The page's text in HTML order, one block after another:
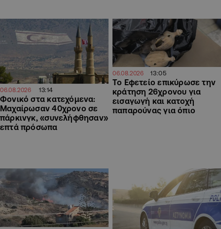
06.08.2026 13:14
Φονικό στα κατεχόμενα:
Μαχαίρωσαν 40χρονο σε
πάρκινγκ, «συνελήφθησαν»
επτά πρόσωπα
06.08.2026 13:05
Το Εφετείο επικύρωσε την
κράτηση 26χρονου για
εισαγωγή και κατοχή
παπαρούνας για όπιο